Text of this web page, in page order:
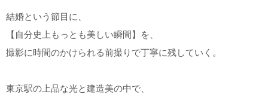
結婚という節目に、
【自分史上もっとも美しい瞬間】を、
撮影に時間のかけられる前撮りで丁寧に残していく。
東京駅の上品な光と建造美の中で、